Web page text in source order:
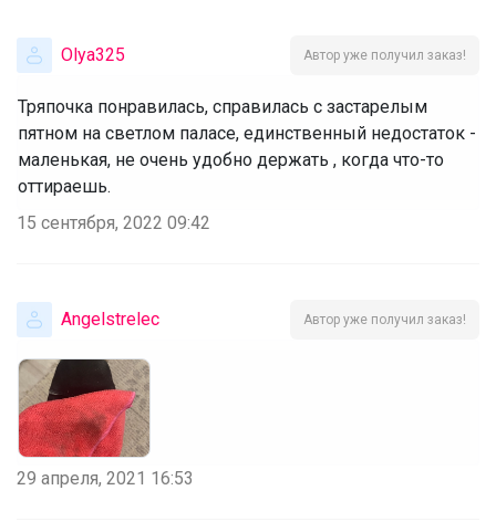
Olya325 Автор уже получил заказ!
Тряпочка понравилась, справилась с застарелым
пятном на светлом паласе, единственный недостаток -
маленькая, не очень удобно держать , когда что-то
оттираешь.
15 сентября, 2022 09:42
Angelstrelec Автор уже получил заказ!
29 апреля, 2021 16:53